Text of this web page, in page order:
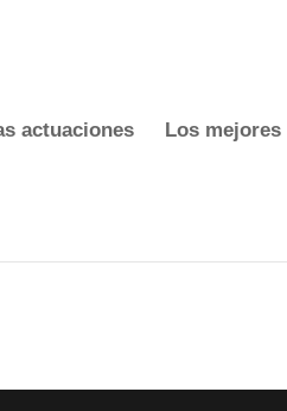
actuaciones Los mejores